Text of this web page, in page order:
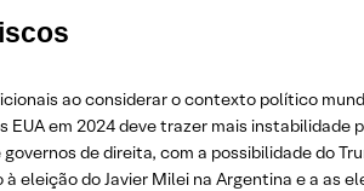
ao considerar o contexto político
em 2024 deve trazer mais instabilidade
de direita, com a possibilidade do
eleição do Javier Milei na Argentina e a as